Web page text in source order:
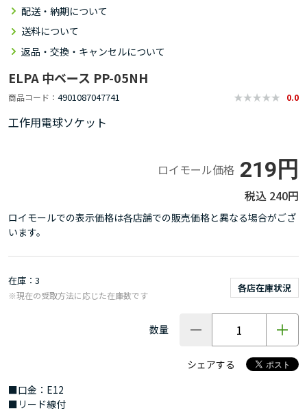
配送・納期について
送料について
返品・交換・キャンセルについて
ELPA 中ベース PP-05NH
商品コード 4901087047741 0.0
工作用電球ソケット
ロイモール価格 219円
240円
ロイモールでの表示価格は各店舗での販売価格と異なる場合がござ
います。
在庫 3
各店在庫状況
※現在の受取方法に応じた在庫数です
数量
シェアする
■口金：E12
■リード線付